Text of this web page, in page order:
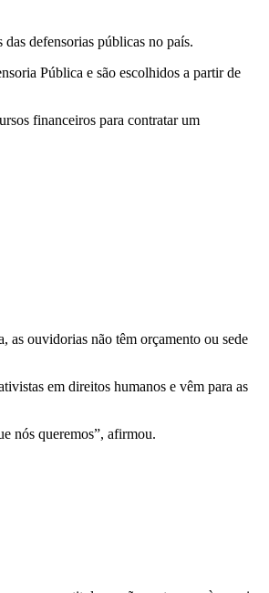
defensorias públicas no país.
Pública e são escolhidos a partir de
financeiros para contratar um
ouvidorias não têm orçamento ou sede
em direitos humanos e vêm para as
nós queremos”, afirmou.